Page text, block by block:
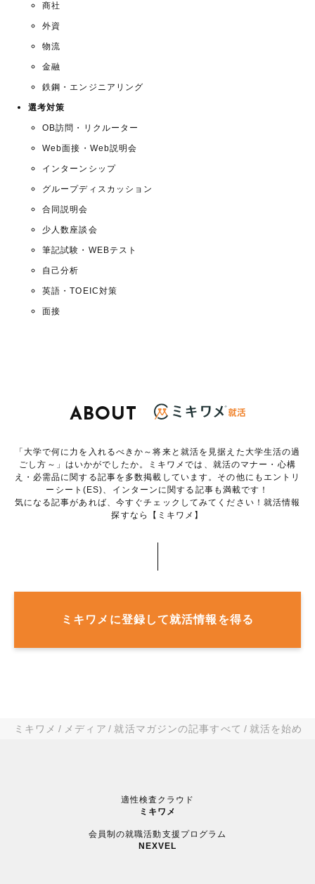
商社
外資
物流
金融
鉄鋼・エンジニアリング
選考対策
OB訪問・リクルーター
Web面接・Web説明会
インターンシップ
グループディスカッション
合同説明会
少人数座談会
筆記試験・WEBテスト
自己分析
英語・TOEIC対策
面接
ABOUT
「大学で何に力を入れるべきか～将来と就活を見据えた大学生活の過
ごし方～」はいかがでしたか。ミキワメでは、就活のマナー・心構
え・必需品に関する記事を多数掲載しています。その他にもエントリ
ーシート(ES)、インターンに関する記事も満載です！
気になる記事があれば、今すぐチェックしてみてください！就活情報
探すなら【ミキワメ】
ミキワメに登録して就活情報を得る
ミキワメ メディア 就活マガジンの記事すべて 就活を始める
適性検査クラウド
ミキワメ
会員制の就職活動支援プログラム
NEXVEL